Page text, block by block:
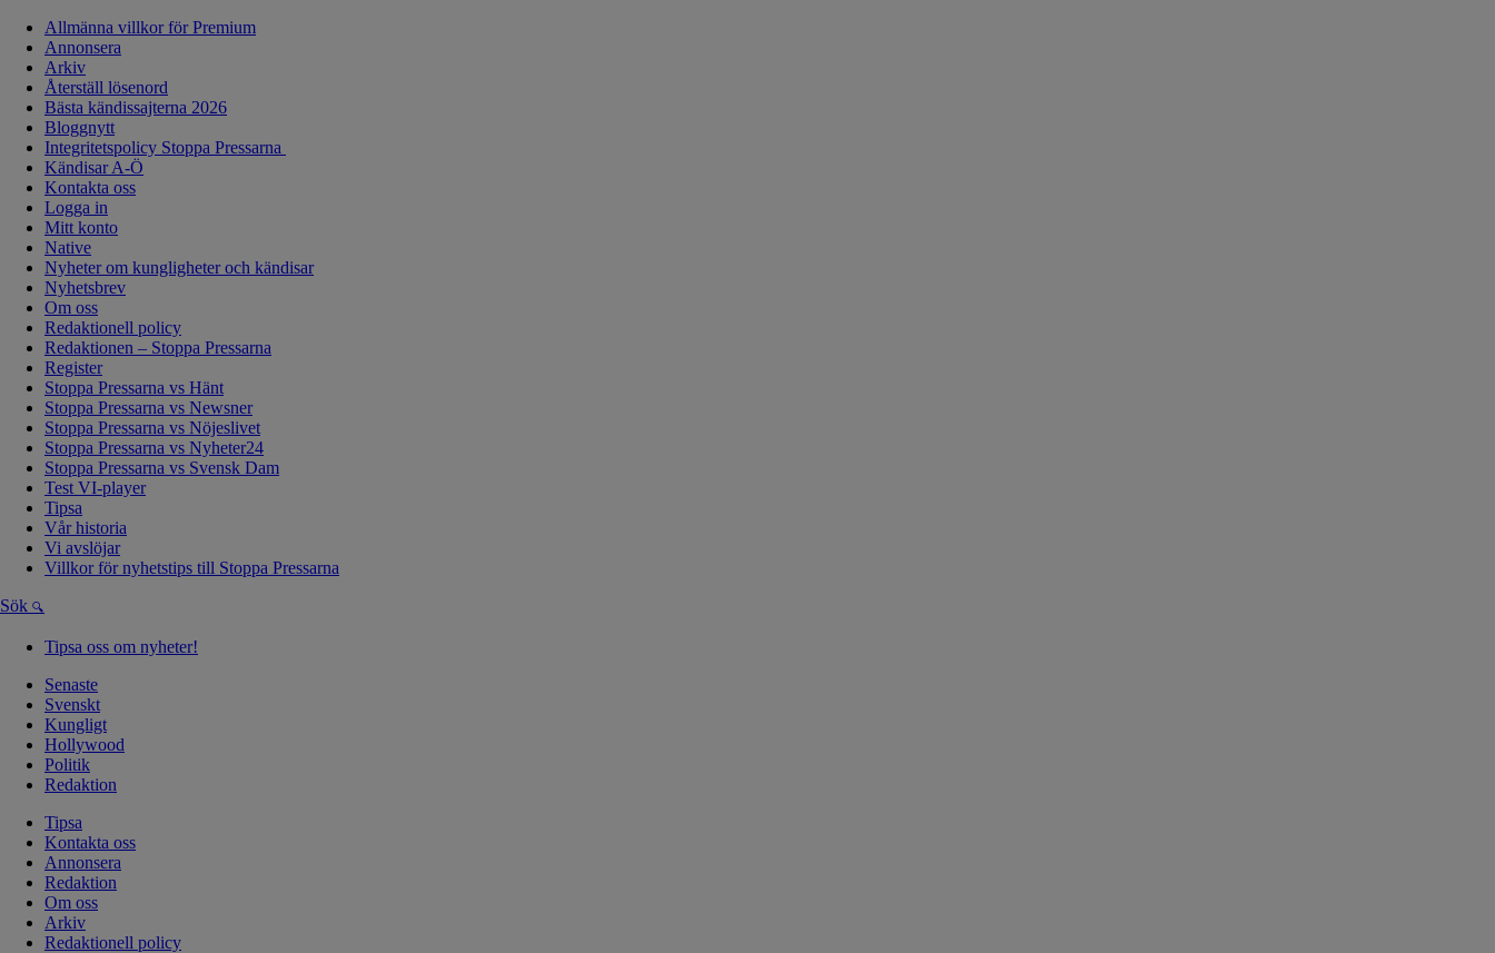
Allmänna villkor för Premium
Annonsera
Arkiv
Återställ lösenord
Bästa kändissajterna 2026
Bloggnytt
Integritetspolicy Stoppa Pressarna
Kändisar A-Ö
Kontakta oss
Logga in
Mitt konto
Native
Nyheter om kungligheter och kändisar
Nyhetsbrev
Om oss
Redaktionell policy
Redaktionen – Stoppa Pressarna
Register
Stoppa Pressarna vs Hänt
Stoppa Pressarna vs Newsner
Stoppa Pressarna vs Nöjeslivet
Stoppa Pressarna vs Nyheter24
Stoppa Pressarna vs Svensk Dam
Test VI-player
Tipsa
Vår historia
Vi avslöjar
Villkor för nyhetstips till Stoppa Pressarna
Sök
Tipsa oss om nyheter!
Senaste
Svenskt
Kungligt
Hollywood
Politik
Redaktion
Tipsa
Kontakta oss
Annonsera
Redaktion
Om oss
Arkiv
Redaktionell policy